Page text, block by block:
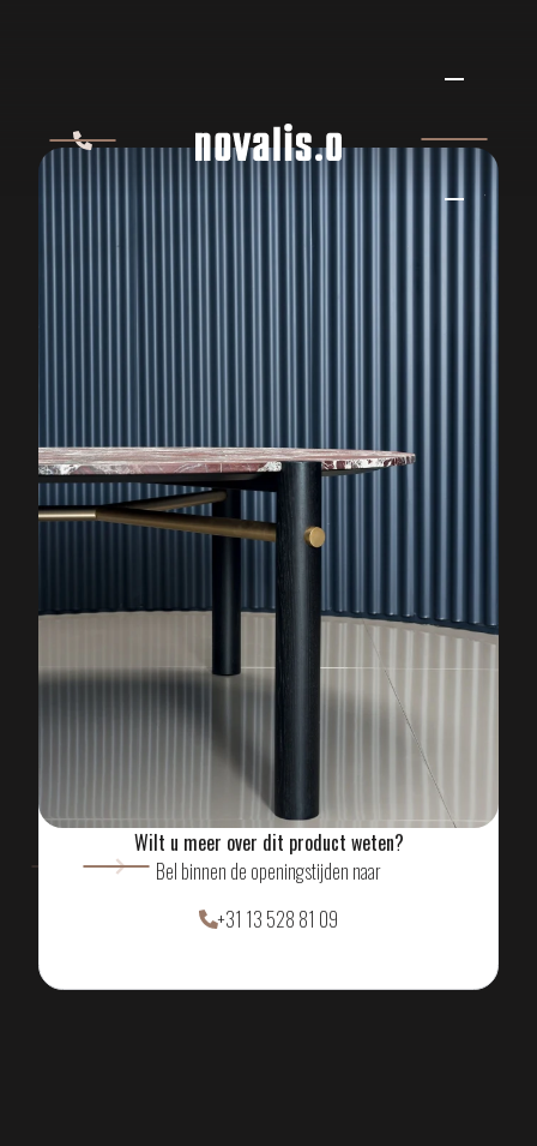
BAXTER THALATHA
BAXTER
ERVAAR HET ZELF IN
ONZE SHOWROOM
MAAK EEN AFSPRAAK
Wilt u meer over dit product weten?
Bel binnen de openingstijden naar
+31 13 528 81 09